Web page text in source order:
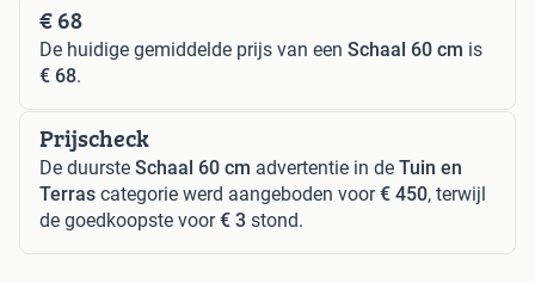
€ 68
De huidige gemiddelde prijs van een Schaal 60 cm is
€ 68.
Prijscheck
De duurste Schaal 60 cm advertentie in de Tuin en
Terras categorie werd aangeboden voor€ 450, terwijl
de goedkoopste voor€ 3 stond.